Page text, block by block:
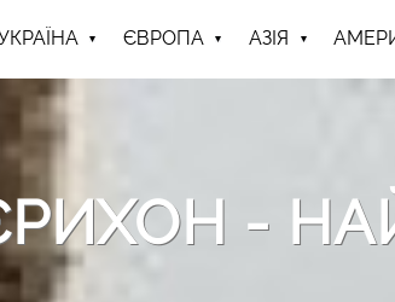
ЄВРОПА АЗІЯ
-